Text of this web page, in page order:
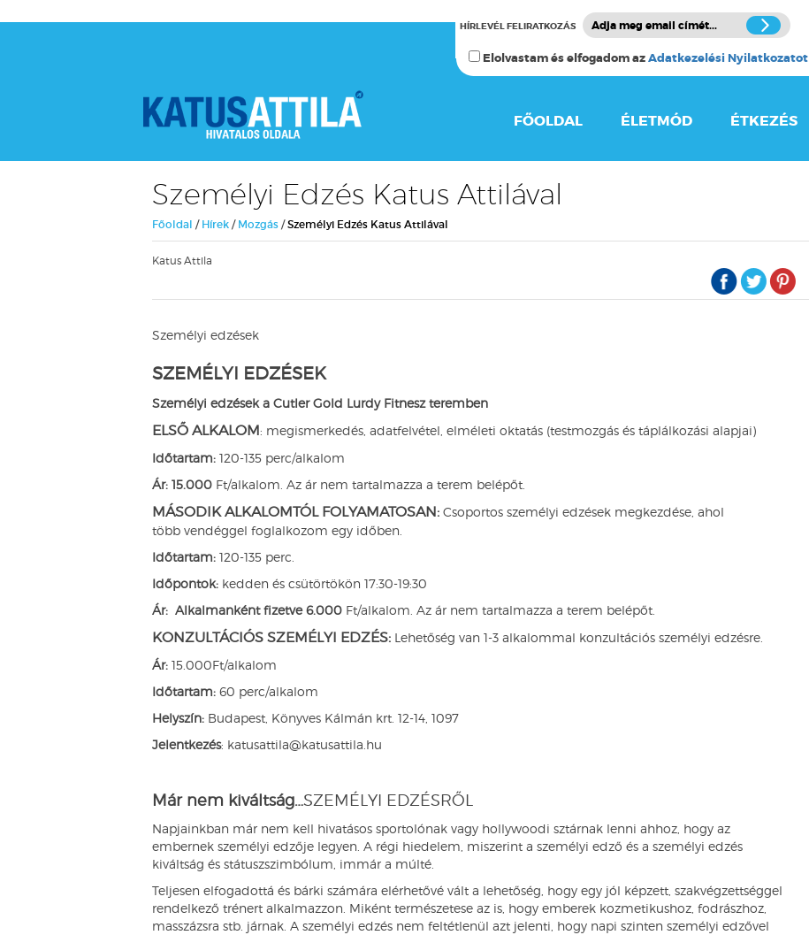
HÍRLEVÉL FELIRATKOZÁS
Elolvastam és elfogadom azAdatkezelési Nyilatkozatot
FŐOLDAL ÉLETMÓD ÉTKEZÉS
Személyi Edzés Katus Attilával
Főoldal / Hírek / Mozgás /Személyi Edzés Katus Attilával
Katus Attila
Személyi edzések
SZEMÉLYI EDZÉSEK
Személyi edzések a Cutler Gold Lurdy Fitnesz teremben
ELSŐ ALKALOM: megismerkedés, adatfelvétel, elméleti oktatás (testmozgás és táplálkozási alapjai)
Időtartam: 120-135 perc/alkalom
Ár: 15.000 Ft/alkalom. Az ár nem tartalmazza a terem belépőt.
MÁSODIK ALKALOMTÓL FOLYAMATOSAN: Csoportos személyi edzések megkezdése, ahol
több vendéggel foglalkozom egy időben.
Időtartam: 120-135 perc.
Időpontok: kedden és csütörtökön 17:30-19:30
Ár: Alkalmanként fizetve 6.000 Ft/alkalom. Az ár nem tartalmazza a terem belépőt.
KONZULTÁCIÓS SZEMÉLYI EDZÉS: Lehetőség van 1-3 alkalommal konzultációs személyi edzésre.
Ár: 15.000Ft/alkalom
Időtartam: 60 perc/alkalom
Helyszín: Budapest, Könyves Kálmán krt. 12-14, 1097
Jelentkezés: katusattila@katusattila.hu
Már nem kiváltság…SZEMÉLYI EDZÉSRŐL
Napjainkban már nem kell hivatásos sportolónak vagy hollywoodi sztárnak lenni ahhoz, hogy az
embernek személyi edzője legyen. A régi hiedelem, miszerint a személyi edző és a személyi edzés
kiváltság és státuszszimbólum, immár a múlté.
Teljesen elfogadottá és bárki számára elérhetővé vált a lehetőség, hogy egy jól képzett, szakvégzettséggel
rendelkező trénert alkalmazzon. Miként természetese az is, hogy emberek kozmetikushoz, fodrászhoz,
masszázsra stb. járnak. A személyi edzés nem feltétlenül azt jelenti, hogy napi szinten személyi edzővel